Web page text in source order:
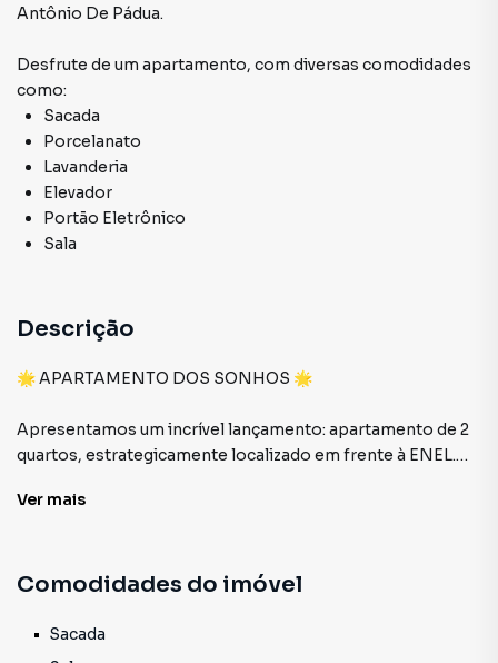
Antônio De Pádua.
Desfrute de um apartamento, com diversas comodidades
como:
Sacada
Porcelanato
Lavanderia
Elevador
Portão Eletrônico
Sala
Descrição
🌟 APARTAMENTO DOS SONHOS 🌟
Apresentamos um incrível lançamento: apartamento de 2
quartos, estrategicamente localizado em frente à ENEL.
e praticidade, ideal para quem busca qualidade de vida!
🛋️ Sala Confortável: Perfeita para momentos em família
🍳 Cozinha Funcional: Planejada para otimizar o seu dia a
Ver mais
Comodidades do imóvel
Sacada